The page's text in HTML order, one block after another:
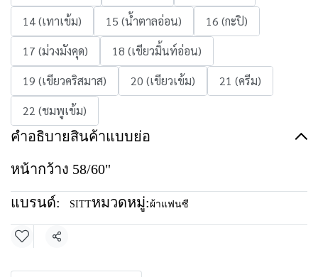
14 (เทาเข้ม)
15 (น้ำตาลอ่อน)
16 (กะปิ)
17 (ม่วงมังคุด)
18 (เขียวมิ้นท์อ่อน)
19 (เขียวคริสมาส)
20 (เขียวเข้ม)
21 (ครีม)
22 (ชมพูเข้ม)
คำอธิบายสินค้าแบบย่อ
หน้ากว้าง 58/60"
แบรนด์: SITTหมวดหมู่: ผ้าแฟนซี
แชร์